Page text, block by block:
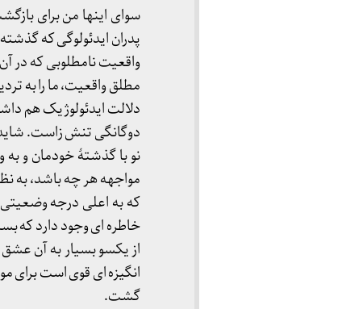
سوای اینها من برای
پدران ایدئولوگی که
واقعیت نامطلوبی که در
مطلق واقعیت، ما را به
دلالت ایدئولوژیک هم
دوگانگی تنش زاست. شاید
نو با گذشتۀ خودمان و
مواجهه هر چه باشد، به
که به اعلی درجه
خاطره ای وجود دارد که
از یکسو بسیار به آن
انگیزه ای قوی است برای
گشت.